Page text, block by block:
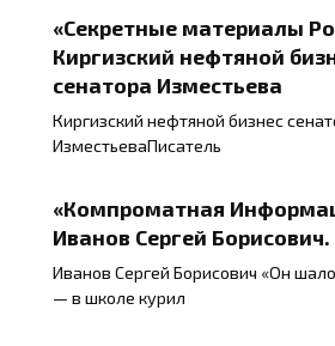
«Секретные материалы
Киргизский нефтяной
сенатора Изместьева
Киргизский нефтяной бизнес
ИзместьеваПисатель
«Компроматная
Иванов Сергей
Иванов Сергей Борисович «Он
— в школе курил